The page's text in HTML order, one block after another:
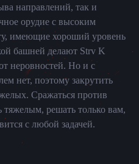
направлений, так и
орудие с высоким
имеющие хороший уровень
башней делают Strv K
неровностей. Но и с
нет, поэтому закрутить
Сражаться против
тяжелым, решать только вам,
с любой задачей.